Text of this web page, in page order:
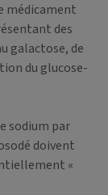
médicament
des
galactose, de
du glucose-
sodium par
doivent
«